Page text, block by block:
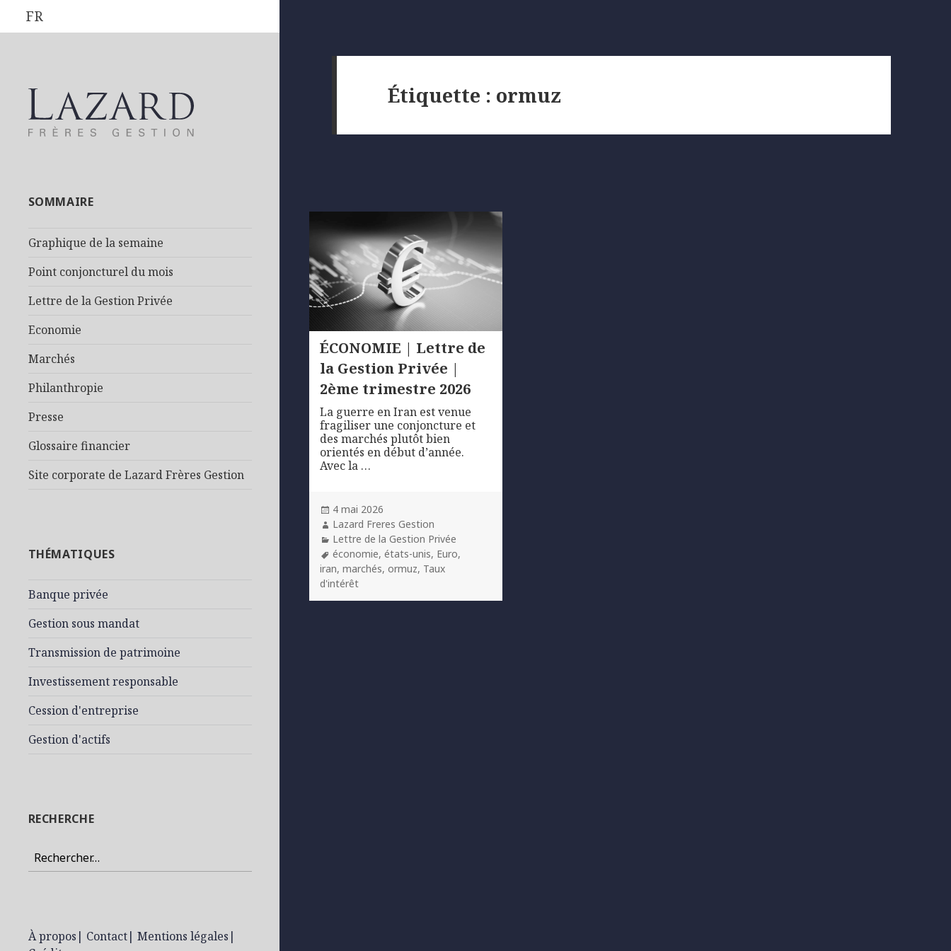
FR
SOMMAIRE
Graphique de la semaine
Point conjoncturel du mois
Lettre de la Gestion Privée
Economie
Marchés
Philanthropie
Presse
Glossaire financier
Site corporate de Lazard Frères Gestion
THÉMATIQUES
Banque privée
Gestion sous mandat
Transmission de patrimoine
Investissement responsable
Cession d'entreprise
Gestion d'actifs
RECHERCHE
Rechercher :
À propos | Contact| Mentions légales |
Étiquette : ormuz
ÉCONOMIE | Lettre de
la Gestion Privée |
2ème trimestre 2026
La guerre en Iran est venue
fragiliser une conjoncture et
des marchés plutôt bien
orientés en début d’année.
Avec la …
Posted
on
4 mai 2026
Author
Lazard Freres Gestion
Categories
Lettre de la Gestion Privée
Tags
économie,états-unis, Euro,
iran,marchés,ormuz, Taux
d'intérêt